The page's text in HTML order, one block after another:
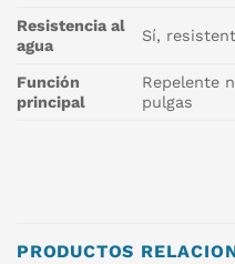
Resistencia al
agua
Sí,
Función
principal
Repelente
pulgas
PRODUCTOS